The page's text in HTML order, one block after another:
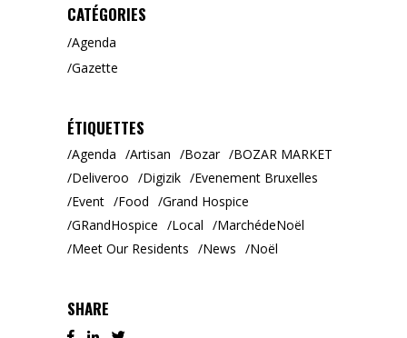
CATÉGORIES
Agenda
Gazette
ÉTIQUETTES
Agenda Artisan Bozar
BOZAR MARKET
Deliveroo
Digizik
Evenement Bruxelles
Event
Food
Grand Hospice
GRandHospice
Local
MarchédeNoël
Meet Our Residents
News Noël
SHARE